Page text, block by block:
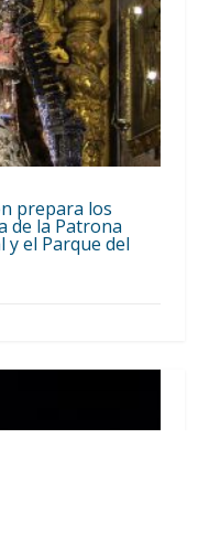
prepara los
de la Patrona
y el Parque del